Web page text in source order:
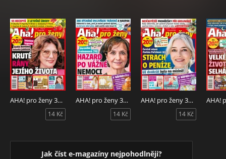
AHA! pro ženy 32/2026
14 Kč
AHA! pro ženy 31/2026
14 Kč
AHA! pro ženy 30/2026
14 Kč
Jak číst e-magazíny nejpohodlněji?